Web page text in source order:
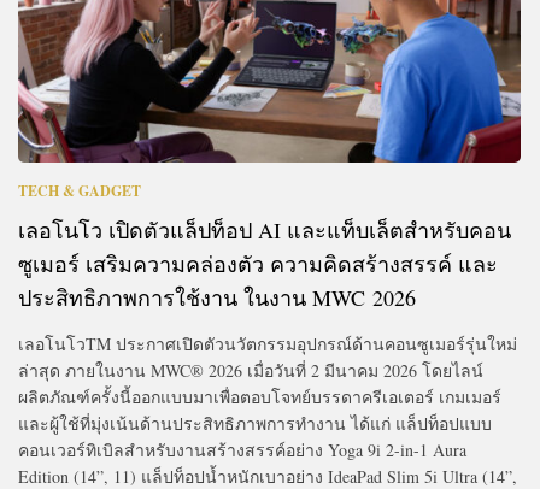
TECH & GADGET
เลอโนโว เปิดตัวแล็ปท็อป AI และแท็บเล็ตสำหรับคอน
ซูเมอร์ เสริมความคล่องตัว ความคิดสร้างสรรค์ และ
ประสิทธิภาพการใช้งาน ในงาน MWC 2026
เลอโนโวTM ประกาศเปิดตัวนวัตกรรมอุปกรณ์ด้านคอนซูเมอร์รุ่นใหม่
ล่าสุด ภายในงาน MWC® 2026 เมื่อวันที่ 2 มีนาคม 2026 โดยไลน์
ผลิตภัณฑ์ครั้งนี้ออกแบบมาเพื่อตอบโจทย์บรรดาครีเอเตอร์ เกมเมอร์
และผู้ใช้ที่มุ่งเน้นด้านประสิทธิภาพการทำงาน ได้แก่ แล็ปท็อปแบบ
คอนเวอร์ทิเบิลสำหรับงานสร้างสรรค์อย่าง Yoga 9i 2-in-1 Aura
Edition (14”, 11) แล็ปท็อปน้ำหนักเบาอย่าง IdeaPad Slim 5i Ultra (14”,